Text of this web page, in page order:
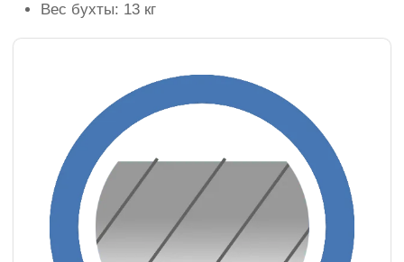
Вес бухты: 13 кг